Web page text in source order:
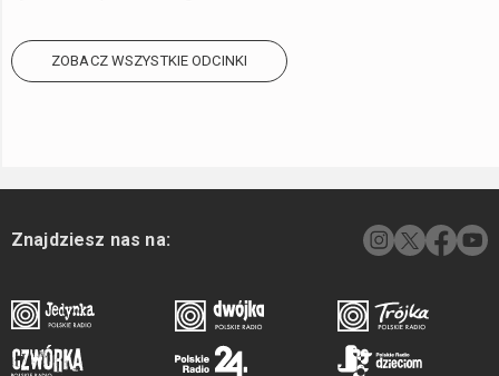
ZOBACZ WSZYSTKIE ODCINKI
Znajdziesz nas na: